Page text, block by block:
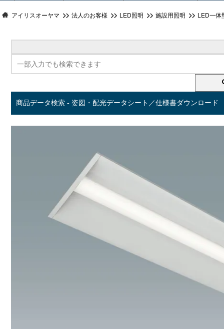
アイリスオーヤマ 法人のお客様 LED照明 施設用照明 LED一体
商品データ検索 - 姿図・配光データシート／仕様書ダウンロード